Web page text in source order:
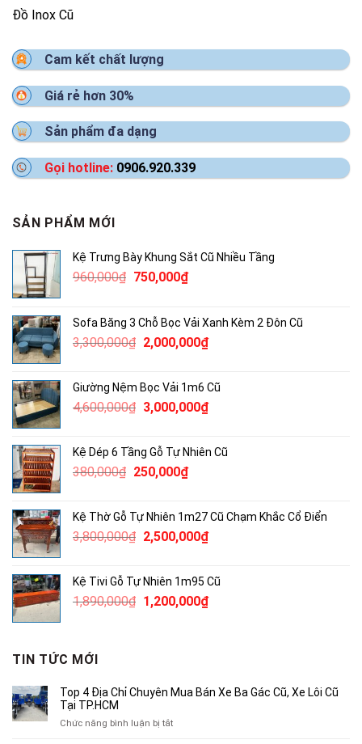
Đồ Inox Cũ
Cam kết chất lượng
Giá rẻ hơn 30%
Sản phẩm đa dạng
Gọi hotline: 0906.920.339
SẢN PHẨM MỚI
Kệ Trưng Bày Khung Sắt Cũ Nhiều Tầng
960,000₫ Giá
960,000₫.
750,000₫Giá
là:
750,000₫.
Sofa Băng 3 Chỗ Bọc Vải Xanh Kèm 2 Đôn Cũ
3,300,000₫ Giá
3,300,000₫.
2,000,000₫Giá
là:
2,000,000₫.
Giường Nệm Bọc Vải 1m6 Cũ
4,600,000₫ Giá
4,600,000₫.
3,000,000₫Giá
là:
Kệ Dép 6 Tầng Gỗ Tự Nhiên Cũ
380,000₫ Giá
380,000₫.
250,000₫Giá
là:
250,000₫.
Kệ Thờ Gỗ Tự Nhiên 1m27 Cũ Chạm Khắc Cổ Điển
3,800,000₫ Giá
3,800,000₫.
2,500,000₫Giá
là:
2,500,000₫.
Kệ Tivi Gỗ Tự Nhiên 1m95 Cũ
1,890,000₫ Giá
1,200,000₫Giá
TIN TỨC MỚI
Top 4 Địa Chỉ Chuyên Mua Bán Xe Ba Gác Cũ, Xe Lôi Cũ
Tại TP.HCM
Chức năng bình luận bị tắtở